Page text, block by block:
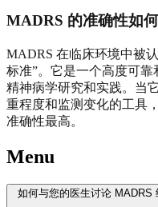
MADRS 的准确性如
MADRS 在临床环境中被
标准”。它是一个高度可
精神病学研究和实践。当
重程度和监测变化的工具
准确性最高。
Menu
如何与您的医生讨论 MADRS